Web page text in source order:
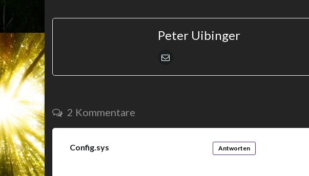
Peter Uibinger
2 Kommentare
Config.sys Antworten